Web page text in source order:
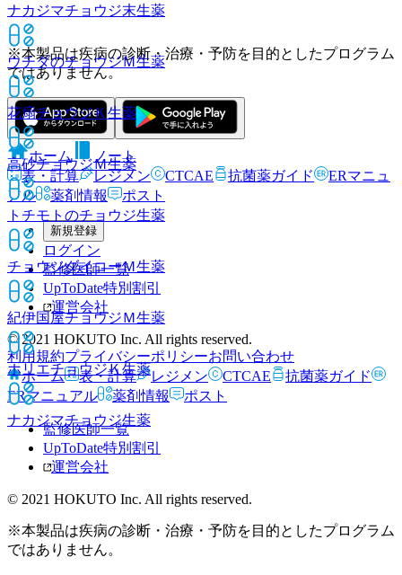
ナカジマチョウジ末生薬
ウチダのチョウジＭ生薬
花扇チョウジＫ 生薬
高砂チョウジＭ生薬
トチモトのチョウジ生薬
チョウジダイコーＭ生薬
紀伊国屋チョウジＭ生薬
ホリエチョウジＫ 生薬
ナカジマチョウジ生薬
※本製品は疾病の診断・治療・予防を目的としたプログラム
ではありません。
ホーム
ノート
表・計算
レジメン CTCAE 抗菌薬ガイド
ERマニュ
アル
薬剤情報 ポスト
新規登録
ログイン
監修医師一覧
UpToDate特別割引
運営会社
© 2021 HOKUTO Inc. All rights reserved.
利用規約プライバシーポリシーお問い合わせ
ホーム
表・計算 レジメン CTCAE
抗菌薬ガイド
ERマニュアル
薬剤情報 ポスト
監修医師一覧
UpToDate特別割引
運営会社
© 2021 HOKUTO Inc. All rights reserved.
※本製品は疾病の診断・治療・予防を目的としたプログラム
ではありません。